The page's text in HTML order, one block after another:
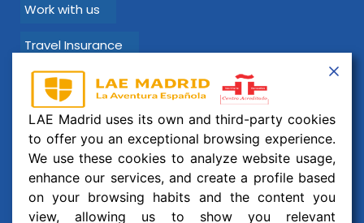
Work with us
Travel Insurance
Learn Spanish with LAE Madrid!
Email:info@laemadrid.com
Phone: (+34) 912 19 69 91
Address:Calle Montesa 35, esc. izquierda, 2 izquierda.
28006 Madrid, España
LAE Madrid uses its own and third-party cookies
to offer you an exceptional browsing experience.
We use these cookies to analyze website usage,
enhance our services, and create a profile based
on your browsing habits and the content you
view, allowing us to show you relevant